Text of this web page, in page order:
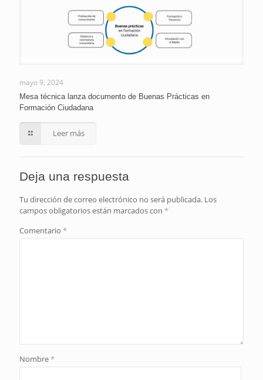
mayo 9, 2024
Mesa técnica lanza documento de Buenas Prácticas en
Formación Ciudadana
Leer más
Deja una respuesta
Tu dirección de correo electrónico no será publicada. Los
campos obligatorios están marcados con *
Comentario *
Nombre*